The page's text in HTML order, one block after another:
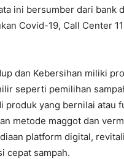
ini bersumber dari bank
Covid-19, Call Center
dan Kebersihan miliki
seperti pemilihan
produk yang bernilai
metode maggot dan
platform digital,
cepat sampah.